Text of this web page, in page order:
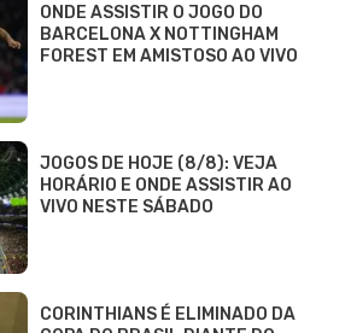
ONDE ASSISTIR O JOGO DO
BARCELONA X NOTTINGHAM
FOREST EM AMISTOSO AO VIVO
JOGOS DE HOJE (8/8): VEJA
HORÁRIO E ONDE ASSISTIR AO
VIVO NESTE SÁBADO
CORINTHIANS É ELIMINADO DA